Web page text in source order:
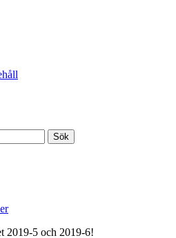
2019-5 och 2019-6!